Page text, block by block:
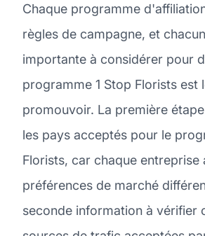
Chaque programme
règles de campagne, et
importante à considérer pour
programme 1 Stop Florists est
promouvoir. La première
les pays acceptés pour le
Florists, car chaque entreprise
préférences de marché
seconde information à vérifier